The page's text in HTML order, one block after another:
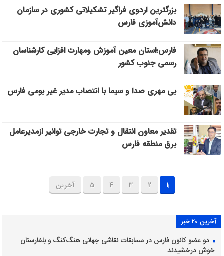
بزرگترین اردوی فراگیر تشکیلاتی کشوری در سازمان
دانش‌آموزی فارس
فارس؛استان معین آموزش ومهارت افزایی کارشناسان
رسمی جنوب کشور
بی مهری صدا و سیما با انتصاب مدیر غیر بومی فارس
تقدیر معاون انتقال و تجارت خارجی توانیر ازمدیرعامل
برق منطقه فارس
1
2
3
4
5 آخرین
آخرین 20 خبر
دو عضو کانون فارس در مسابقات نقاشی جهانی هنگ‌کنگ و بلغارستان
خوش درخشیدند